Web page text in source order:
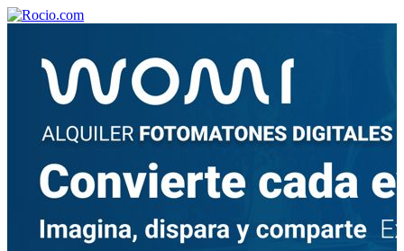
¡Bienvenido! Soy el asistente virtual de rocio.com.
¿En qué puedo ayudarte?